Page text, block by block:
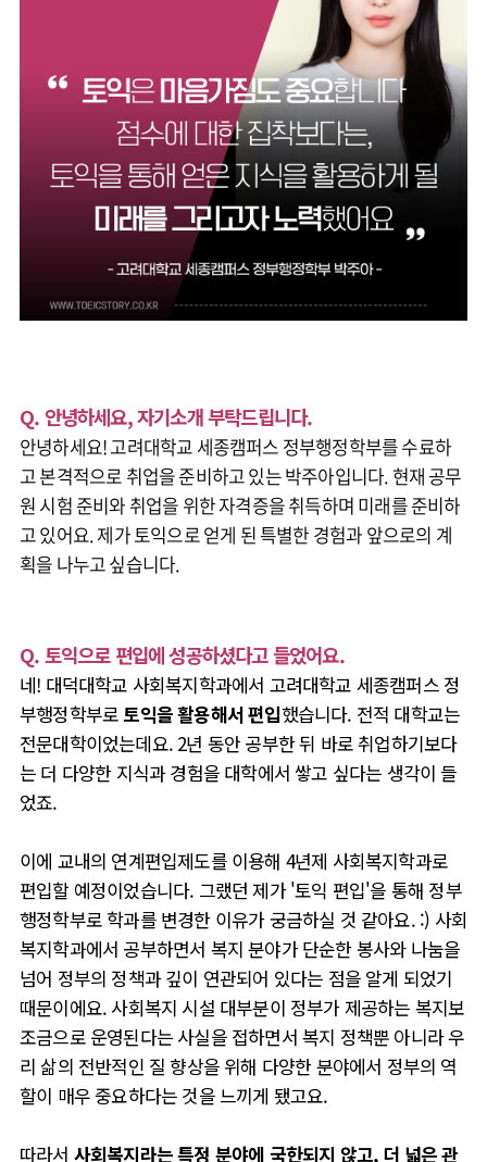
Q. 안녕하세요, 자기소개 부탁드립니다.
안녕하세요! 고려대학교 세종캠퍼스 정부행정학부를 수료하
고 본격적으로 취업을 준비하고 있는 박주아입니다. 현재 공무
원 시험 준비와 취업을 위한 자격증을 취득하며 미래를 준비하
고 있어요. 제가 토익으로 얻게 된 특별한 경험과 앞으로의 계
획을 나누고 싶습니다.
Q. 토익으로 편입에 성공하셨다고 들었어요.
네! 대덕대학교 사회복지학과에서 고려대학교 세종캠퍼스 정
부행정학부로토익을 활용해서 편입했습니다. 전적 대학교는
전문대학이었는데요. 2년 동안 공부한 뒤 바로 취업하기보다
는 더 다양한 지식과 경험을 대학에서 쌓고 싶다는 생각이 들
었죠.
이에 교내의 연계편입제도를 이용해 4년제 사회복지학과로
편입할 예정이었습니다. 그랬던 제가 '토익 편입'을 통해 정부
행정학부로 학과를 변경한 이유가 궁금하실 것 같아요. :) 사회
복지학과에서 공부하면서 복지 분야가 단순한 봉사와 나눔을
넘어 정부의 정책과 깊이 연관되어 있다는 점을 알게 되었기
때문이에요. 사회복지 시설 대부분이 정부가 제공하는 복지보
조금으로 운영된다는 사실을 접하면서 복지 정책뿐 아니라 우
리 삶의 전반적인 질 향상을 위해 다양한 분야에서 정부의 역
할이 매우 중요하다는 것을 느끼게 됐고요.
따라서 사회복지라는 특정 분야에 국한되지 않고, 더 넓은 관